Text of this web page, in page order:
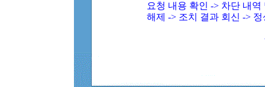
요청 내용 확인 -> 차단 내
해제 -> 조치 결과 회신 ->